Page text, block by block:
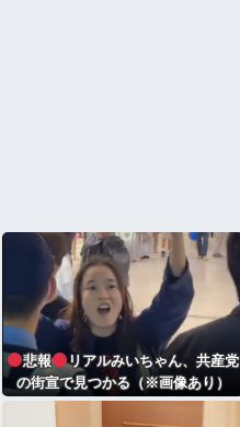
悲報
リアルみいちゃん、共産党
の街宣で見つかる（※画像あり）